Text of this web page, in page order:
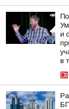
и
в